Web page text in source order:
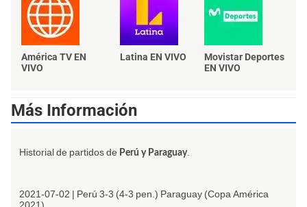
América TV EN
VIVO
Latina EN VIVO
Movistar Deportes
EN VIVO
Más Información
Historial de partidos de Perú y Paraguay.
2021-07-02 | Perú 3-3 (4-3 pen.) Paraguay (Copa América